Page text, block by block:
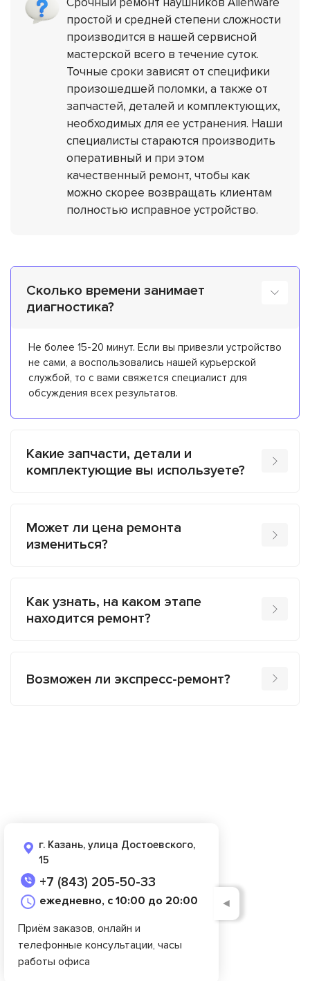
простой и средней степени сложности
производится в нашей сервисной
мастерской всего в течение суток.
Точные сроки зависят от специфики
произошедшей поломки, а также от
запчастей, деталей и комплектующих,
необходимых для ее устранения. Наши
специалисты стараются производить
оперативный и при этом
качественный ремонт, чтобы как
можно скорее возвращать клиентам
полностью исправное устройство.
Сколько времени занимает
диагностика?
Не более 15-20 минут. Если вы привезли устройство
не сами, а воспользовались нашей курьерской
службой, то с вами свяжется специалист для
обсуждения всех результатов.
Какие запчасти, детали и
комплектующие вы используете?
Может ли цена ремонта
измениться?
Как узнать, на каком этапе
находится ремонт?
Возможен ли экспресс-ремонт?
г. Казань, улица Достоевского,
15
+7 (843) 205-50-33
ежедневно, с 10:00 до 20:00
Приём заказов, онлайн и
телефонные консультации, часы
работы офиса
◄